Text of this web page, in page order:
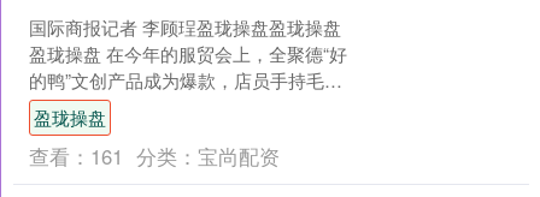
国际商报记者 李顾珵盈珑操盘盈珑操盘
盈珑操盘 在今年的服贸会上，全聚德“好
的鸭”文创产品成为爆款，店员手持毛绒
片鸭刀，为顾客演绎着毛绒烤鸭的“片
制”仪式，围观的....
盈珑操盘
查看： 161 分类： 宝尚配资